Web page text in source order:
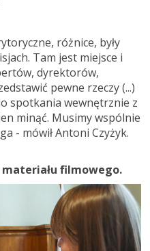
różnice, były
Tam jest miejsce i
dyrektorów,
pewne rzeczy (...)
spotkania wewnętrznie z
minąć. Musimy wspólnie
- mówił Antoni Czyżyk.
filmowego.